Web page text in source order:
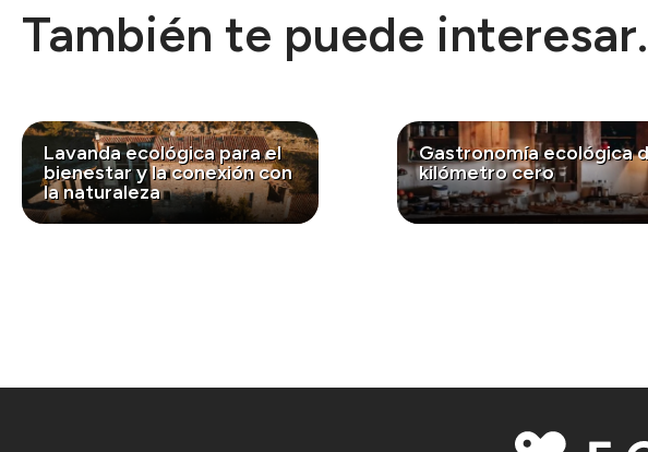
También te puede
Lavanda ecológica para el
bienestar y la conexión con
la naturaleza
Gastronomía ecológica
kilómetro cero